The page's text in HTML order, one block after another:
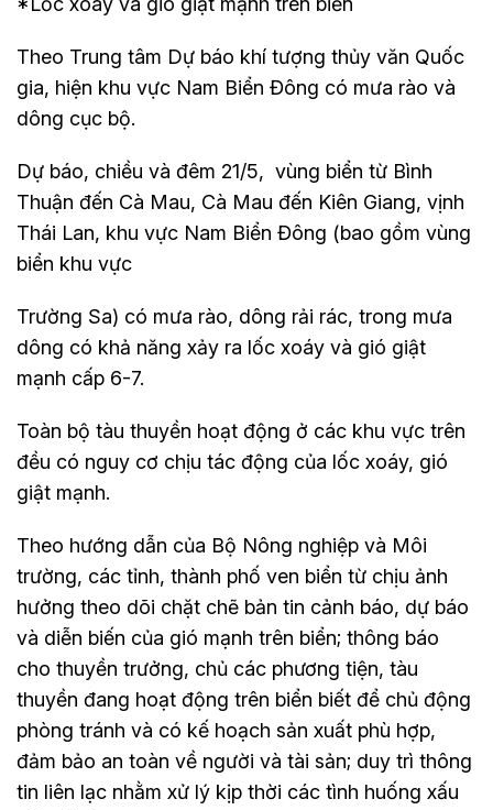
Theo Trung tâm Dự báo khí tượng thủy văn Quốc
gia, hiện khu vực Nam Biển Đông có mưa rào và
dông cục bộ.
Dự báo, chiều và đêm 21/5, vùng biển từ Bình
Thuận đến Cà Mau, Cà Mau đến Kiên Giang, vịnh
Thái Lan, khu vực Nam Biển Đông (bao gồm vùng
biển khu vực
Trường Sa) có mưa rào, dông rải rác, trong mưa
dông có khả năng xảy ra lốc xoáy và gió giật
mạnh cấp 6-7.
Toàn bộ tàu thuyền hoạt động ở các khu vực trên
đều có nguy cơ chịu tác động của lốc xoáy, gió
giật mạnh.
Theo hướng dẫn của Bộ Nông nghiệp và Môi
trường, các tỉnh, thành phố ven biển từ chịu ảnh
hưởng theo dõi chặt chẽ bản tin cảnh báo, dự báo
và diễn biến của gió mạnh trên biển; thông báo
cho thuyền trưởng, chủ các phương tiện, tàu
thuyền đang hoạt động trên biển biết để chủ động
phòng tránh và có kế hoạch sản xuất phù hợp,
đảm bảo an toàn về người và tài sản; duy trì thông
tin liên lạc nhằm xử lý kịp thời các tình huống xấu